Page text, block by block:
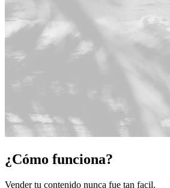
¿Cómo funciona?
Vender tu contenido nunca fue tan facil.